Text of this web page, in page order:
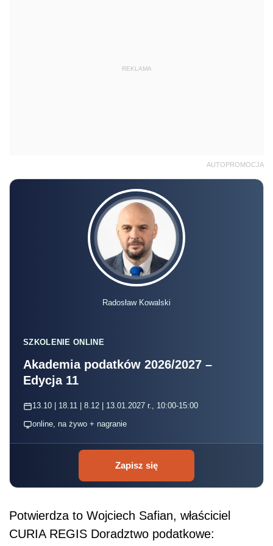
REKLAMA
AUTOPROMOCJA
Radosław Kowalski
SZKOLENIE ONLINE
Akademia podatków 2026/2027 –
Edycja 11
13.10 | 18.11 | 8.12 | 13.01.2027 r., 10:00-15:00
online, na żywo + nagranie
Zapisz się
Potwierdza to Wojciech Safian, właściciel
CURIA REGIS Doradztwo podatkowe: